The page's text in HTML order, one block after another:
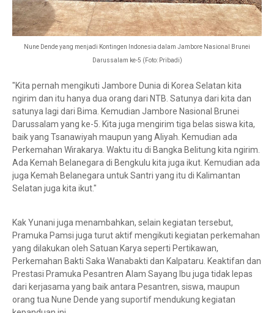
Nune Dende yang menjadi Kontingen Indonesia dalam Jambore Nasional Brunei
Darussalam ke-5 (Foto: Pribadi)
"Kita pernah mengikuti Jambore Dunia di Korea Selatan kita
ngirim dan itu hanya dua orang dari NTB. Satunya dari kita dan
satunya lagi dari Bima. Kemudian Jambore Nasional Brunei
Darussalam yang ke-5. Kita juga mengirim tiga belas siswa kita,
baik yang Tsanawiyah maupun yang Aliyah. Kemudian ada
Perkemahan Wirakarya. Waktu itu di Bangka Belitung kita ngirim.
Ada Kemah Belanegara di Bengkulu kita juga ikut. Kemudian ada
juga Kemah Belanegara untuk Santri yang itu di Kalimantan
Selatan juga kita ikut."
Kak Yunani juga menambahkan, selain kegiatan tersebut,
Pramuka Pamsi juga turut aktif mengikuti kegiatan perkemahan
yang dilakukan oleh Satuan Karya seperti Pertikawan,
Perkemahan Bakti Saka Wanabakti dan Kalpataru. Keaktifan dan
Prestasi Pramuka Pesantren Alam Sayang Ibu juga tidak lepas
dari kerjasama yang baik antara Pesantren, siswa, maupun
orang tua Nune Dende yang suportif mendukung kegiatan